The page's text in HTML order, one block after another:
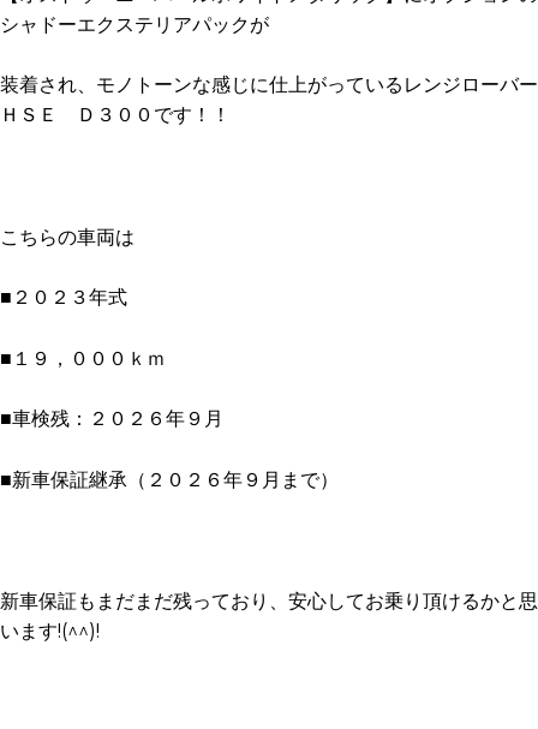
シャドーエクステリアパックが
装着され、モノトーンな感じに仕上がっているレンジローバー
ＨＳＥ Ｄ３００です！！
こちらの車両は
■２０２３年式
■１９，０００ｋｍ
■車検残：２０２６年９月
■新車保証継承（２０２６年９月まで）
新車保証もまだまだ残っており、安心してお乗り頂けるかと思
います!(^^)!